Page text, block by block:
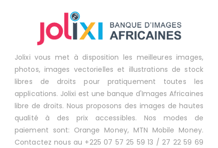
Jolixi vous met à disposition les meilleures images,
photos, images vectorielles et illustrations de stock
libres de droits pour pratiquement toutes les
applications. Jolixi est une banque d'Images Africaines
libre de droits. Nous proposons des images de hautes
qualité à des prix accessibles. Nos modes de
paiement sont: Orange Money, MTN Mobile Money.
Contactez nous au +225 07 57 25 59 13 / 27 22 59 69